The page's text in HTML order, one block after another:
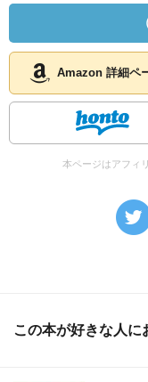
Amazon 詳細ペ
本ページはアフィ
この本が好きな人に